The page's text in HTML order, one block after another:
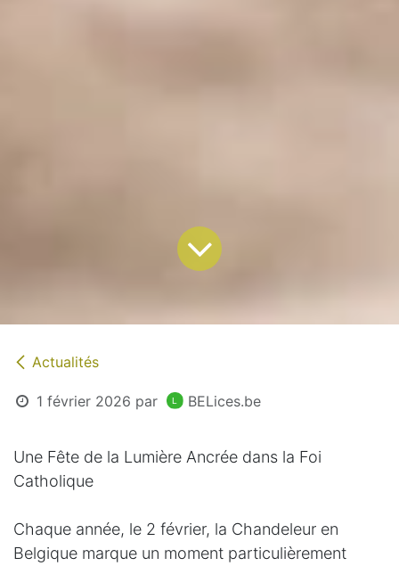
Actualités
1 février 2026 par BELices.be
Une Fête de la Lumière Ancrée dans la Foi
Catholique
Chaque année, le 2 février, la Chandeleur en
Belgique marque un moment particulièrement